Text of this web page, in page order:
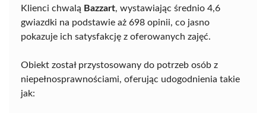
Klienci chwalą Bazzart, wystawiając średnio 4,6
gwiazdki na podstawie aż 698 opinii, co jasno
pokazuje ich satysfakcję z oferowanych zajęć.
Obiekt został przystosowany do potrzeb osób z
niepełnosprawnościami, oferując udogodnienia takie
jak: